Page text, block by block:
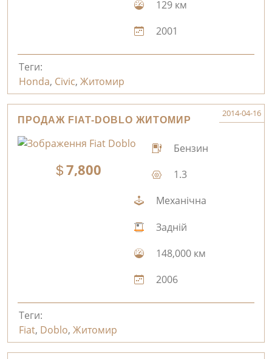
129 км
2001
Теги:
Honda, Civic, Житомир
ПРОДАЖ FIAT-DOBLO ЖИТОМИР
2014-04-16
7,800
Бензин
1.3
Механічна
Задній
148,000 км
2006
Теги:
Fiat, Doblo, Житомир